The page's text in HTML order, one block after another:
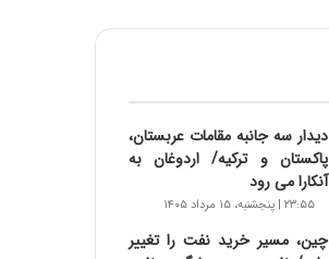
دیدار سه جانبه مقامات عربستان،
پاکستان و ترکیه/ اردوغان به
آنکارا می رود
۲۳:۵۵ | پنجشنبه، ۱۵ مرداد ۱۴۰۵
چین، مسیر خرید نفت را تغییر